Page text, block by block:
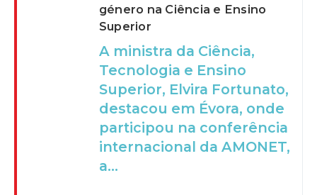
género na Ciência e Ensino
Superior
A ministra da Ciência,
Tecnologia e Ensino
Superior, Elvira Fortunato,
destacou em Évora, onde
participou na conferência
internacional da AMONET,
a...